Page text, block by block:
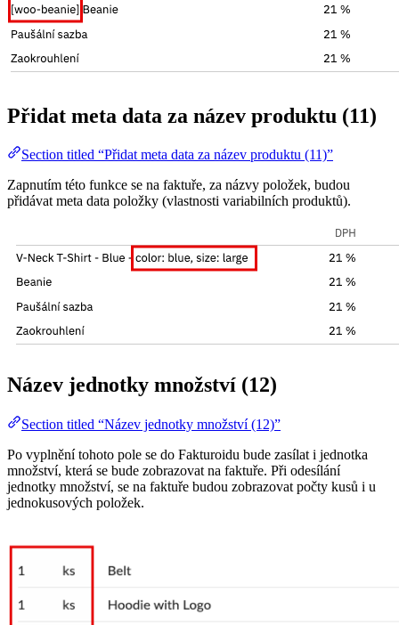
Přidat meta data za název produktu (11)
Section titled “Přidat meta data za název produktu (11)”
Zapnutím této funkce se na faktuře, za názvy položek, budou
přidávat meta data položky (vlastnosti variabilních produktů).
Název jednotky množství (12)
Section titled “Název jednotky množství (12)”
Po vyplnění tohoto pole se do Fakturoidu bude zasílat i jednotka
množství, která se bude zobrazovat na faktuře. Při odesílání
jednotky množství, se na faktuře budou zobrazovat počty kusů i u
jednokusových položek.